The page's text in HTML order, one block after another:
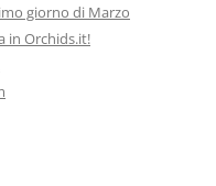
giorno di Marzo
in Orchids.it!